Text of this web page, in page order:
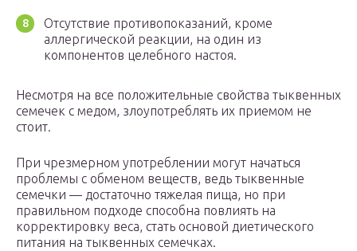
Отсутствие противопоказаний, кроме
аллергической реакции, на один из
компонентов целебного настоя.
Несмотря на все положительные свойства тыквенных
семечек с медом, злоупотреблять их приемом не
стоит.
При чрезмерном употреблении могут начаться
проблемы с обменом веществ, ведь тыквенные
семечки — достаточно тяжелая пища, но при
правильном подходе способна повлиять на
корректировку веса, стать основой диетического
питания на тыквенных семечках.